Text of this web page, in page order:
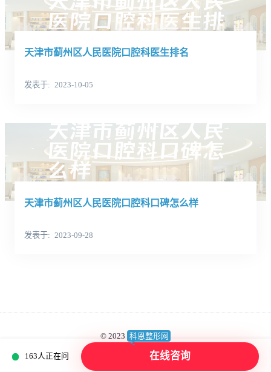
天津市蓟州区人民医院口腔科医生排名
发表于 2023-10-05
天津市蓟州区人民医院口腔科口碑怎么样
发表于 2023-09-28
© 2023 科恩整形网
蜀ICP备2023018539号
版权所有：成都高新美呗医疗美容诊所有限公司
163人正在问 在线咨询